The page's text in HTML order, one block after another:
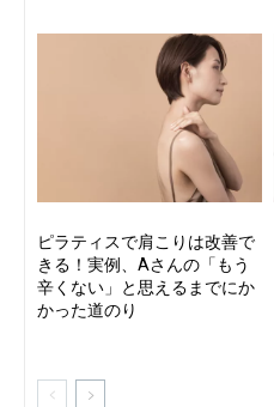
ピラティスで肩こりは改善で
きる！実例、Aさんの「もう
辛くない」と思えるまでにか
かった道のり